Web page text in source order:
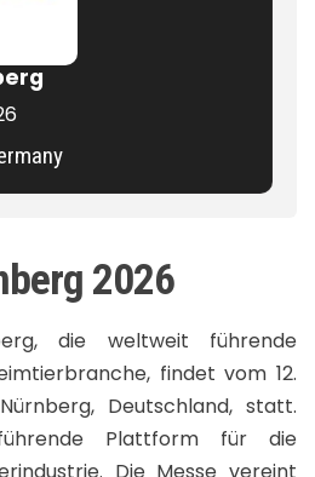
2026
die weltweit führende
findet vom 12.
Deutschland, statt.
Plattform für die
Die Messe vereint